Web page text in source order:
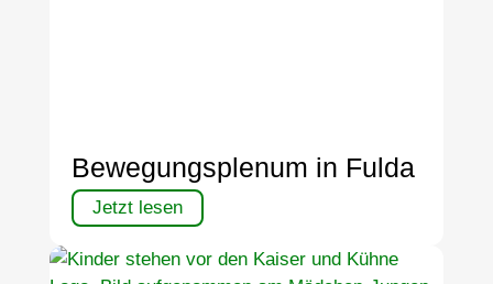
Bewegungsplenum in Fulda
Jetzt lesen